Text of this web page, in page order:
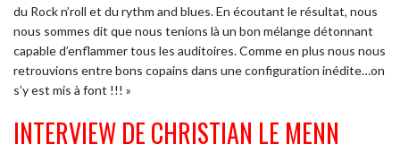
du Rock n’roll et du rythm and blues. En écoutant le résultat, nous
nous sommes dit que nous tenions là un bon mélange détonnant
capable d’enflammer tous les auditoires. Comme en plus nous nous
retrouvions entre bons copains dans une configuration inédite…on
s’y est mis à font !!! »
INTERVIEW DE CHRISTIAN LE MENN